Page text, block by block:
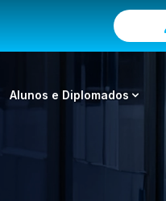
Alunos e Diplomados